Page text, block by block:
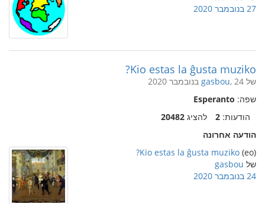
27 בנובמבר 2020
Kio estas la ĝusta muziko?
של gasbou, 24 בנובמבר 2020
שפה: Esperanto
הודעות: 2 להציג 20482
הודעה אחרונה
(eo)
Kio estas la ĝusta muziko?
של gasbou
24 בנובמבר 2020